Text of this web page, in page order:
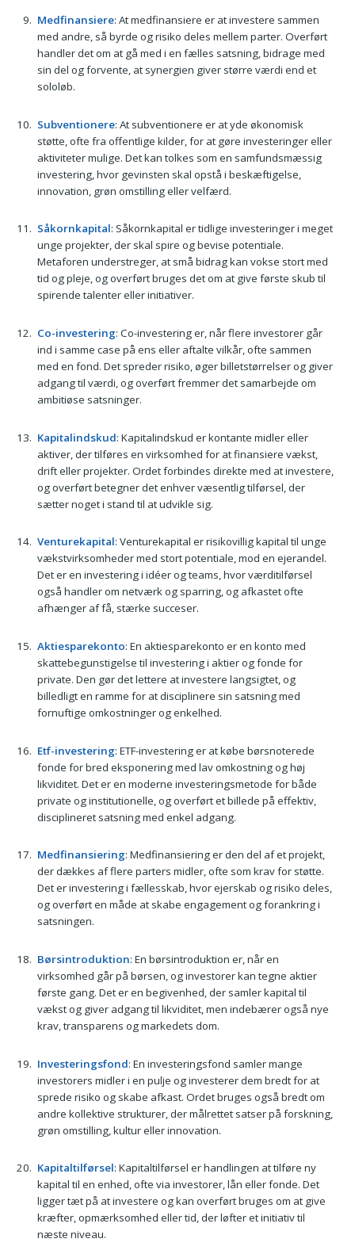
Medfinansiere: At medfinansiere er at investere sammen
med andre, så byrde og risiko deles mellem parter. Overført
handler det om at gå med i en fælles satsning, bidrage med
sin del og forvente, at synergien giver større værdi end et
sololøb.
Subventionere: At subventionere er at yde økonomisk
støtte, ofte fra offentlige kilder, for at gøre investeringer eller
aktiviteter mulige. Det kan tolkes som en samfundsmæssig
investering, hvor gevinsten skal opstå i beskæftigelse,
innovation, grøn omstilling eller velfærd.
Såkornkapital: Såkornkapital er tidlige investeringer i meget
unge projekter, der skal spire og bevise potentiale.
Metaforen understreger, at små bidrag kan vokse stort med
tid og pleje, og overført bruges det om at give første skub til
spirende talenter eller initiativer.
Co-investering: Co-investering er, når flere investorer går
ind i samme case på ens eller aftalte vilkår, ofte sammen
med en fond. Det spreder risiko, øger billetstørrelser og giver
adgang til værdi, og overført fremmer det samarbejde om
ambitiøse satsninger.
Kapitalindskud: Kapitalindskud er kontante midler eller
aktiver, der tilføres en virksomhed for at finansiere vækst,
drift eller projekter. Ordet forbindes direkte med at investere,
og overført betegner det enhver væsentlig tilførsel, der
sætter noget i stand til at udvikle sig.
Venturekapital: Venturekapital er risikovillig kapital til unge
vækstvirksomheder med stort potentiale, mod en ejerandel.
Det er en investering i idéer og teams, hvor værditilførsel
også handler om netværk og sparring, og afkastet ofte
afhænger af få, stærke succeser.
Aktiesparekonto: En aktiesparekonto er en konto med
skattebegunstigelse til investering i aktier og fonde for
private. Den gør det lettere at investere langsigtet, og
billedligt en ramme for at disciplinere sin satsning med
fornuftige omkostninger og enkelhed.
Etf-investering: ETF-investering er at købe børsnoterede
fonde for bred eksponering med lav omkostning og høj
likviditet. Det er en moderne investeringsmetode for både
private og institutionelle, og overført et billede på effektiv,
disciplineret satsning med enkel adgang.
Medfinansiering: Medfinansiering er den del af et projekt,
der dækkes af flere parters midler, ofte som krav for støtte.
Det er investering i fællesskab, hvor ejerskab og risiko deles,
og overført en måde at skabe engagement og forankring i
satsningen.
Børsintroduktion: En børsintroduktion er, når en
virksomhed går på børsen, og investorer kan tegne aktier
første gang. Det er en begivenhed, der samler kapital til
vækst og giver adgang til likviditet, men indebærer også nye
krav, transparens og markedets dom.
Investeringsfond: En investeringsfond samler mange
investorers midler i en pulje og investerer dem bredt for at
sprede risiko og skabe afkast. Ordet bruges også bredt om
andre kollektive strukturer, der målrettet satser på forskning,
grøn omstilling, kultur eller innovation.
Kapitaltilførsel: Kapitaltilførsel er handlingen at tilføre ny
kapital til en enhed, ofte via investorer, lån eller fonde. Det
ligger tæt på at investere og kan overført bruges om at give
kræfter, opmærksomhed eller tid, der løfter et initiativ til
næste niveau.